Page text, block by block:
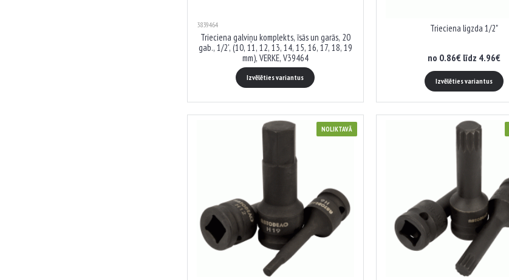
3839464
Trieciena galviņu komplekts, īsās un garās, 20
gab., 1/2', (10, 11, 12, 13, 14, 15, 16, 17, 18, 19
mm), VERKE, V39464
Izvēlēties variantus
Trieciena ligzda 1/2"
no 0.86€ līdz 4.96€
Izvēlēties variantus
NOLIKTAVĀ